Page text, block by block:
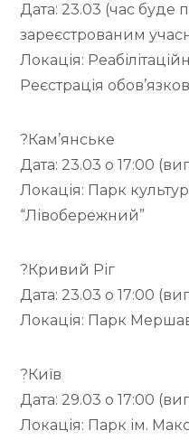
Дата: 23.03 (час буде
зареєстрованим
Локація:
Реєстрація
?Кам’янське
Дата: 23.03 о 17:00
Локація: Парк
“Лівобережний”
?Кривий Ріг
Дата: 23.03 о 17:00
Локація: Парк
?Київ
Дата: 29.03 о 17:00
Локація: Парк ім.